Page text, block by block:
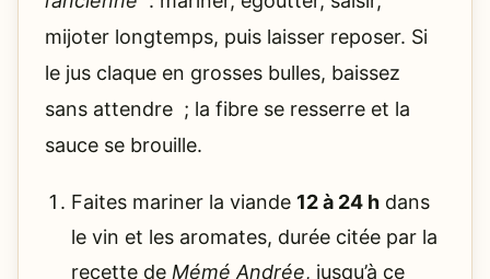
mijoter longtemps, puis laisser reposer. Si
le jus claque en grosses bulles, baissez
sans attendre ; la fibre se resserre et la
sauce se brouille.
Faites mariner la viande 12 à 24 h dans
le vin et les aromates, durée citée par la
recette de Mémé Andrée, jusqu’à ce